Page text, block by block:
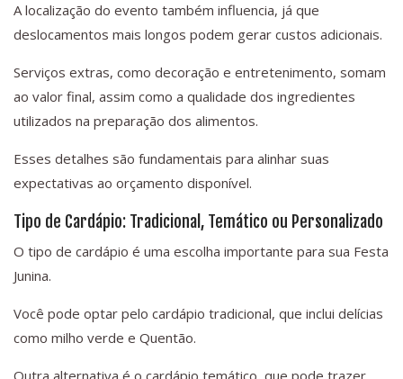
A localização do evento também influencia, já que
deslocamentos mais longos podem gerar custos adicionais.
Serviços extras, como decoração e entretenimento, somam
ao valor final, assim como a qualidade dos ingredientes
utilizados na preparação dos alimentos.
Esses detalhes são fundamentais para alinhar suas
expectativas ao orçamento disponível.
Tipo de Cardápio: Tradicional, Temático ou Personalizado
O tipo de cardápio é uma escolha importante para sua Festa
Junina.
Você pode optar pelo cardápio tradicional, que inclui delícias
como milho verde e Quentão.